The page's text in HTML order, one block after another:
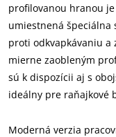
profilovanou hranou
umiestnená špeciálna
proti odkvapkávaniu a
mierne zaobleným
sú k dispozícii aj s
ideálny pre raňajkové
Moderná verzia